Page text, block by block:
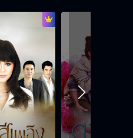
ได้ช่วยทัน
ดวงตาที่ 3